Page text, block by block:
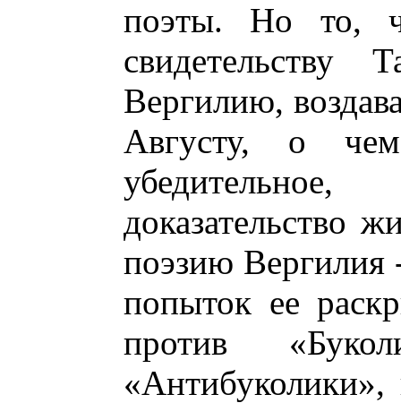
поэты. Но то,
свидетельству
Вергилию,
Августу, о
доказательство
поэзию Вергилия
попыток ее
против